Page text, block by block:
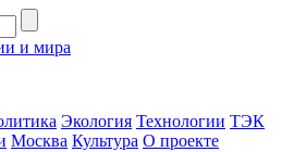
и мира
Экология Технологии ТЭК
Москва Культура О проекте